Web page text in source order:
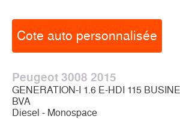
Cote auto personnalisée
Peugeot 3008 2015
GENERATION-I 1.6 E-HDI 115
BVA
Diesel - Monospace